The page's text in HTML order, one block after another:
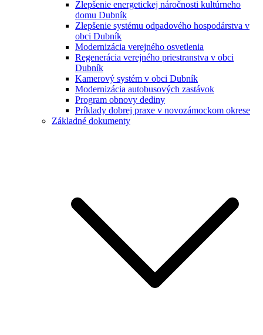
Zlepšenie energetickej náročnosti kultúrneho
domu Dubník
Zlepšenie systému odpadového hospodárstva v
obci Dubník
Modernizácia verejného osvetlenia
Regenerácia verejného priestranstva v obci
Dubník
Kamerový systém v obci Dubník
Modernizácia autobusových zastávok
Program obnovy dediny
Príklady dobrej praxe v novozámockom okrese
Základné dokumenty